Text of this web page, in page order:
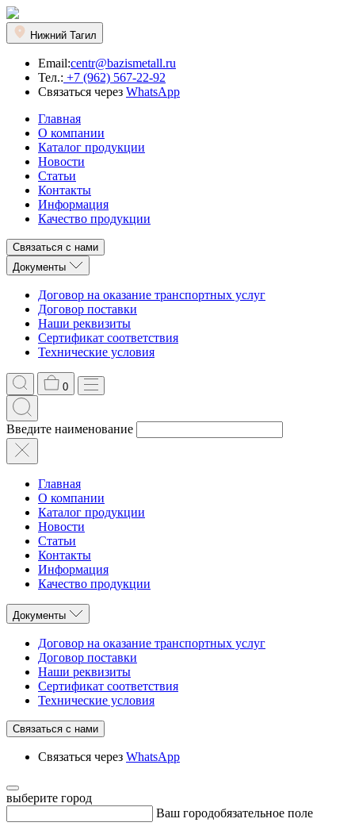
Нижний Тагил
Email:centr@bazismetall.ru
Тел.: +7 (962) 567-22-92
Связаться через WhatsApp
Главная
О компании
Каталог продукции
Новости
Статьи
Контакты
Информация
Качество продукции
Связаться с нами
Документы
Договор на оказание транспортных услуг
Договор поставки
Наши реквизиты
Сертификат соответствия
Технические условия
0
Введите наименование
Главная
О компании
Каталог продукции
Новости
Статьи
Контакты
Информация
Качество продукции
Документы
Договор на оказание транспортных услуг
Договор поставки
Наши реквизиты
Сертификат соответствия
Технические условия
Связаться с нами
Связаться через WhatsApp
выберите город
Ваш городобязательное поле